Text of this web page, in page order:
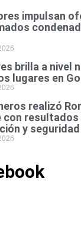
impulsan
brilla a nivel
lugares en
realizó
con
y seguridad